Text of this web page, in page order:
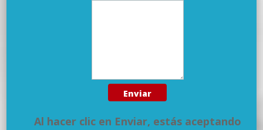
Al hacer clic en Enviar, estás aceptando